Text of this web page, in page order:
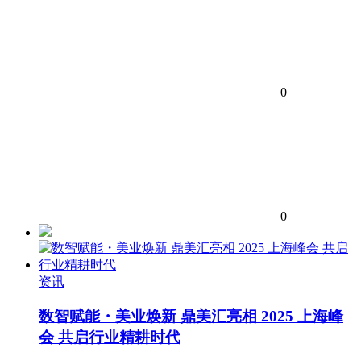
0
0
资讯
数智赋能・美业焕新 鼎美汇亮相 2025 上海峰
会 共启行业精耕时代